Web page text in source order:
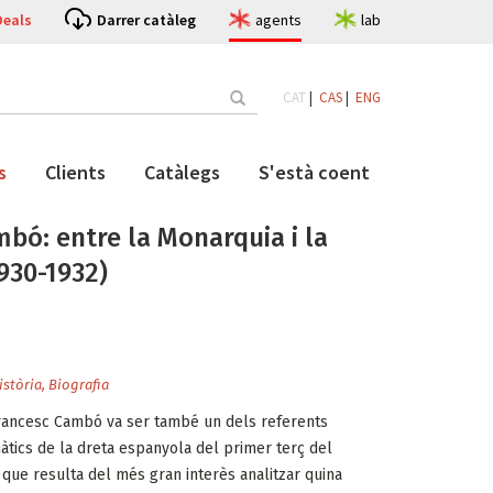
Darrer catàleg agents lab
CAT| CAS| ENG
Clients Catàlegs S'està coent
entre la Monarquia i la
1932)
,Biografia
Cambó va ser també un dels referents
de la dreta espanyola del primer terç del
que resulta del més gran interès analitzar quina